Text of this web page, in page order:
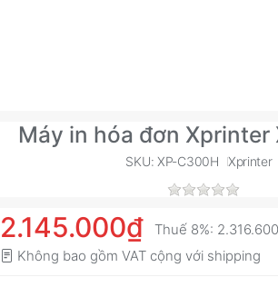
Máy in hóa đơn Xprinter
SKU: XP-C300H Xprinter
2.145.000₫ Thuế 8%:
Không bao gồm VAT cộng với shipping